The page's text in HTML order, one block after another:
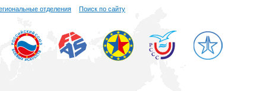
отделения Поиск по сайту